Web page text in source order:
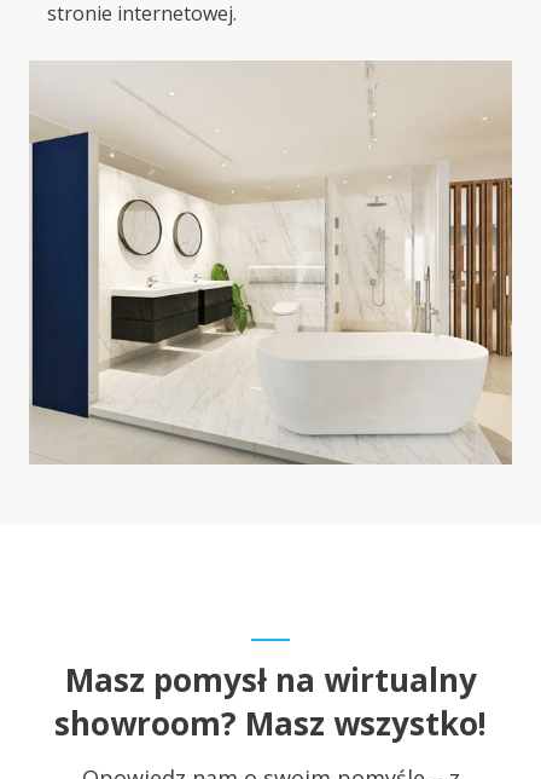
stronie internetowej.
Masz pomysł na wirtualny
showroom? Masz wszystko!